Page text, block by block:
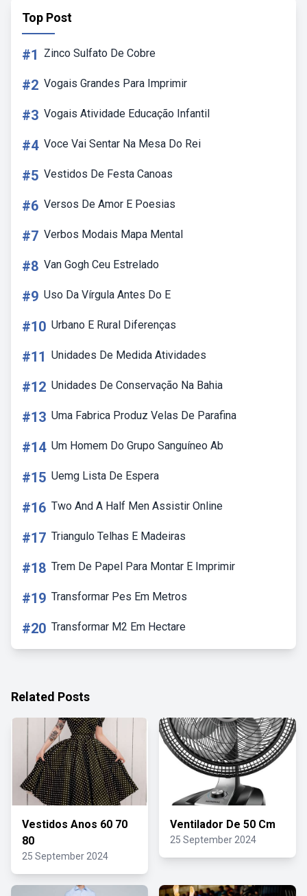
Top Post
#1 Zinco Sulfato De Cobre
#2 Vogais Grandes Para Imprimir
#3 Vogais Atividade Educação Infantil
#4 Voce Vai Sentar Na Mesa Do Rei
#5 Vestidos De Festa Canoas
#6 Versos De Amor E Poesias
#7 Verbos Modais Mapa Mental
#8 Van Gogh Ceu Estrelado
#9 Uso Da Vírgula Antes Do E
#10 Urbano E Rural Diferenças
#11 Unidades De Medida Atividades
#12 Unidades De Conservação Na Bahia
#13 Uma Fabrica Produz Velas De Parafina
#14 Um Homem Do Grupo Sanguíneo Ab
#15 Uemg Lista De Espera
#16 Two And A Half Men Assistir Online
#17 Triangulo Telhas E Madeiras
#18 Trem De Papel Para Montar E Imprimir
#19 Transformar Pes Em Metros
#20 Transformar M2 Em Hectare
Related Posts
Vestidos Anos 60 70
80
25 September 2024
Ventilador De 50 Cm
25 September 2024